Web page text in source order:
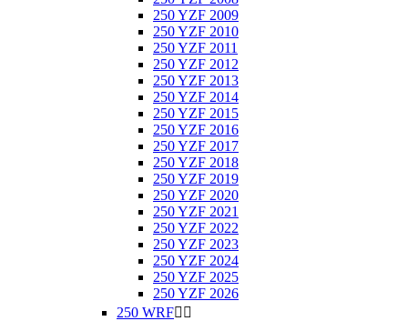
250 YZF 2009
250 YZF 2010
250 YZF 2011
250 YZF 2012
250 YZF 2013
250 YZF 2014
250 YZF 2015
250 YZF 2016
250 YZF 2017
250 YZF 2018
250 YZF 2019
250 YZF 2020
250 YZF 2021
250 YZF 2022
250 YZF 2023
250 YZF 2024
250 YZF 2025
250 YZF 2026
250 WRF 